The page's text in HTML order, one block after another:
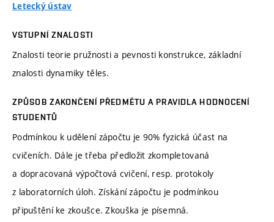
Letecký ústav
VSTUPNÍ ZNALOSTI
Znalosti teorie pružnosti a pevnosti konstrukce, základní
znalosti dynamiky těles.
ZPŮSOB ZAKONČENÍ PŘEDMĚTU A PRAVIDLA HODNOCENÍ
STUDENTŮ
Podmínkou k udělení zápočtu je 90% fyzická účast na
cvičeních. Dále je třeba předložit zkompletovaná
a dopracovaná výpočtová cvičení, resp. protokoly
z laboratorních úloh. Získání zápočtu je podmínkou
připuštění ke zkoušce. Zkouška je písemná.